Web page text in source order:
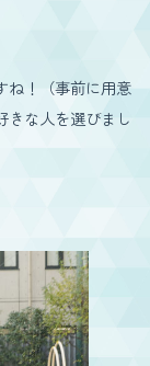
ね！（事前に用意
きな人を選びまし